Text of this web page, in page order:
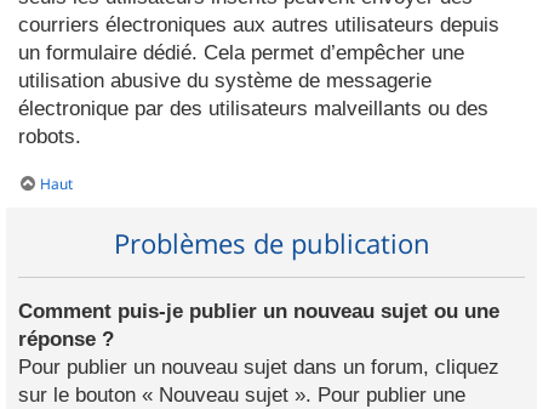
courriers électroniques aux autres utilisateurs depuis
un formulaire dédié. Cela permet d’empêcher une
utilisation abusive du système de messagerie
électronique par des utilisateurs malveillants ou des
robots.
Haut
Problèmes de publication
Comment puis-je publier un nouveau sujet ou une
réponse ?
Pour publier un nouveau sujet dans un forum, cliquez
sur le bouton « Nouveau sujet ». Pour publier une